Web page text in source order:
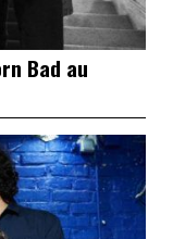
Bad au